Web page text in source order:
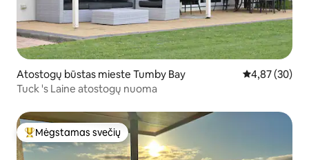
Atostogų būstas mieste Tumby Bay Vidutinis
4,87 (30)
Tuck 's Laine atostogų nuoma
Svečių mėgstamiausias
Mėgstamas svečių